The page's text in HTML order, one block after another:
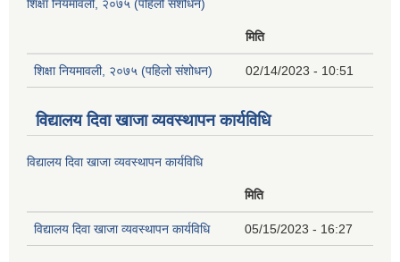
शिक्षा नियमावली, २०७५ (पहिलो संशोधन)
मिति
शिक्षा नियमावली, २०७५ (पहिलो संशोधन) 02/14/2023 - 10:51
विद्यालय दिवा खाजा व्यवस्थापन कार्यविधि
विद्यालय दिवा खाजा व्यवस्थापन कार्यविधि
मिति
विद्यालय दिवा खाजा व्यवस्थापन कार्यविधि 05/15/2023 - 16:27